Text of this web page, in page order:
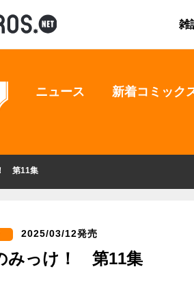
雑
ニュース 新着コミック
第11集
2025/03/12発売
みっけ！ 第11集